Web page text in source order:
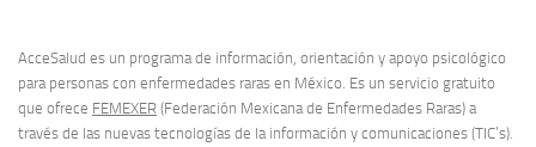
AcceSalud es un programa de información, orientación y apoyo psicológico
para personas con enfermedades raras en México. Es un servicio gratuito
que ofrece FEMEXER (Federación Mexicana de Enfermedades Raras) a
través de las nuevas tecnologías de la información y comunicaciones (TIC’s).